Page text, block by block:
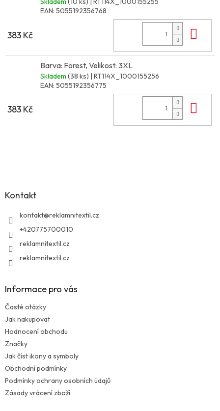
EAN: 5055192356768
383 Kč
Barva: Forest, Velikost: 3XL
Skladem (38 ks) | RT114X_1000155256
EAN: 5055192356775
383 Kč
Kontakt
kontakt@reklamnitextil.cz
+420775700010
reklamnitextil.cz
reklamnitextil.cz
Informace pro vás
Časté otázky
Jak nakupovat
Hodnocení obchodu
Značky
Jak číst ikony a symboly
Obchodní podmínky
Podmínky ochrany osobních údajů
Zásady vrácení zboží